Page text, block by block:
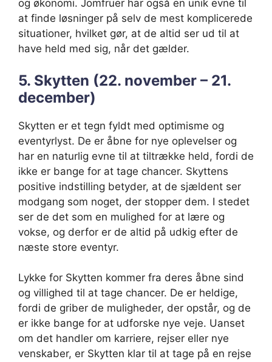
og økonomi. Jomfruer har også en unik evne til
at finde løsninger på selv de mest komplicerede
situationer, hvilket gør, at de altid ser ud til at
have held med sig, når det gælder.
5. Skytten (22. november – 21.
december)
Skytten er et tegn fyldt med optimisme og
eventyrlyst. De er åbne for nye oplevelser og
har en naturlig evne til at tiltrække held, fordi de
ikke er bange for at tage chancer. Skyttens
positive indstilling betyder, at de sjældent ser
modgang som noget, der stopper dem. I stedet
ser de det som en mulighed for at lære og
vokse, og derfor er de altid på udkig efter de
næste store eventyr.
Lykke for Skytten kommer fra deres åbne sind
og villighed til at tage chancer. De er heldige,
fordi de griber de muligheder, der opstår, og de
er ikke bange for at udforske nye veje. Uanset
om det handler om karriere, rejser eller nye
venskaber, er Skytten klar til at tage på en rejse